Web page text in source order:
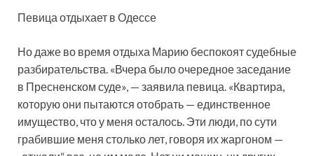
Певица отдыхает в Одессе
Но даже во время отдыха Марию беспокоят судебные
разбирательства. «Вчера было очередное заседание
в Пресненском суде», — заявила певица. «Квартира,
которую они пытаются отобрать — единственное
имущество, что у меня осталось. Эти люди, по сути
грабившие меня столько лет, говоря их жаргоном —